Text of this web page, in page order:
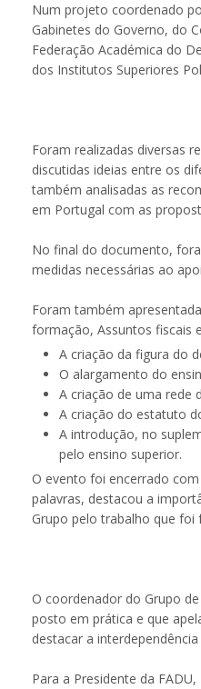
Num projeto coordenado
Gabinetes do Governo, do
Federação Académica do
dos Institutos Superiores
Foram realizadas diversas
discutidas ideias entre os
também analisadas as
em Portugal com as
No final do documento,
medidas necessárias ao
Foram também
formação, Assuntos fiscais
A criação da figura do
O alargamento do
A criação de uma rede
A criação do estatuto
A introdução, no
pelo ensino superior.
O evento foi encerrado
palavras, destacou a
Grupo pelo trabalho que foi
O coordenador do Grupo
posto em prática e que
destacar a
Para a Presidente da